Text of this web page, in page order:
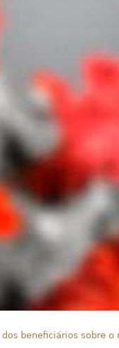
beneficiários sobre o